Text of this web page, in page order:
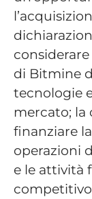
di Bitmine
tecnologie
mercato; la
finanziare
operazioni
e le attività